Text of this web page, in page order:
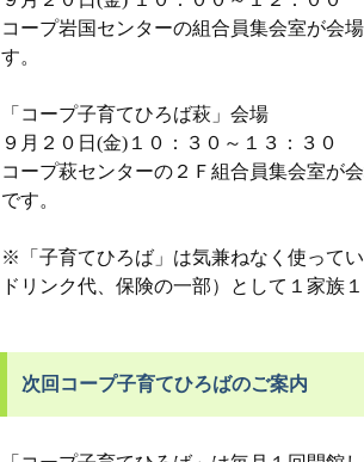
コープ岩国センターの組合員集会室が会
す。
「コープ子育てひろば萩」会場
９月２０日(金)１０：３０～１３：３０
コープ萩センターの２Ｆ組合員集会室が
です。
※「子育てひろば」は気兼ねなく使って
ドリンク代、保険の一部）として１家族
次回コープ子育てひろばのご案内